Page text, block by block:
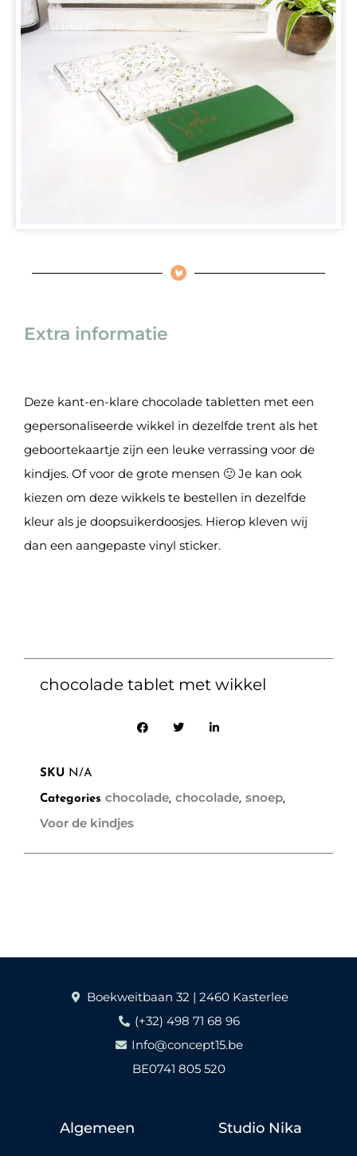
Extra informatie
Deze kant-en-klare chocolade tabletten met een
gepersonaliseerde wikkel in dezelfde trent als het
geboortekaartje zijn een leuke verrassing voor de
kindjes. Of voor de grote mensen 🙂 Je kan ook
kiezen om deze wikkels te bestellen in dezelfde
kleur als je doopsuikerdoosjes. Hierop kleven wij
dan een aangepaste vinyl sticker.
chocolade tablet met wikkel
SKU N/A
Categories chocolade, chocolade, snoep,
Voor de kindjes
Boekweitbaan 32 | 2460 Kasterlee
(+32) 498 71 68 96
Info@concept15.be
BE0741 805 520
Algemeen Studio Nika